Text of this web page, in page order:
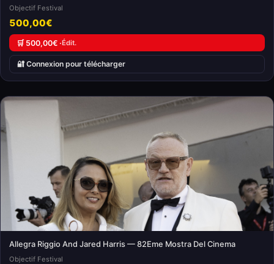
Objectif Festival
500,00€
🛒 500,00€ ·Édit.
🔐 Connexion pour télécharger
Allegra Riggio And Jared Harris — 82Eme Mostra Del Cinema
Objectif Festival